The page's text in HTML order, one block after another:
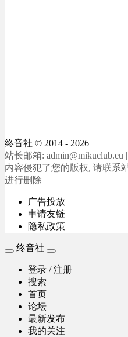
终音社 © 2014 - 2026
站长邮箱:
内容侵犯了您的版权, 请联系
进行删除
广告投放
申请友链
隐私政策
终音社
登录 / 注册
搜索
首页
论坛
最新发布
我的关注